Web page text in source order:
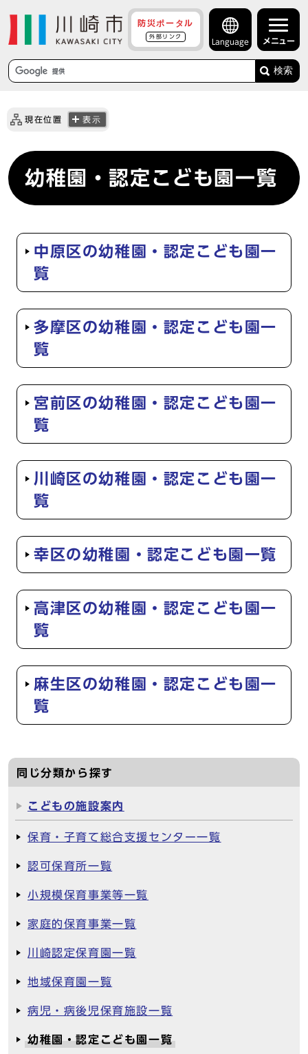
防災ポータル
外部リンク
Language メニュー
検索
現在位置 表示
幼稚園・認定こども園一覧
中原区の幼稚園・認定こども園一
覧
多摩区の幼稚園・認定こども園一
覧
宮前区の幼稚園・認定こども園一
覧
川崎区の幼稚園・認定こども園一
覧
幸区の幼稚園・認定こども園一覧
高津区の幼稚園・認定こども園一
覧
麻生区の幼稚園・認定こども園一
覧
同じ分類から探す
こどもの施設案内
保育・子育て総合支援センター一覧
認可保育所一覧
小規模保育事業等一覧
家庭的保育事業一覧
川崎認定保育園一覧
地域保育園一覧
病児・病後児保育施設一覧
幼稚園・認定こども園一覧